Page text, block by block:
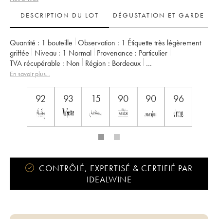
DESCRIPTION DU LOT
DÉGUSTATION ET GARDE
Quantité : 1 bouteille Observation : 1 Étiquette très légèrement
griffée
Niveau : 1 Normal Provenance : particulier
TVA récupérable :
non Région :
Bordeaux
Appellation :
En savoir plus...
92 93 15 90 90 96
CONTRÔLÉ, EXPERTISÉ & CERTIFIÉ PAR
IDEALWINE